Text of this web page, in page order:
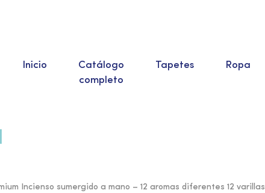
Inicio
Catálogo
completo
Tapetes Ropa
Incienso sumergido a mano – 12 aromas diferentes 12 varillas